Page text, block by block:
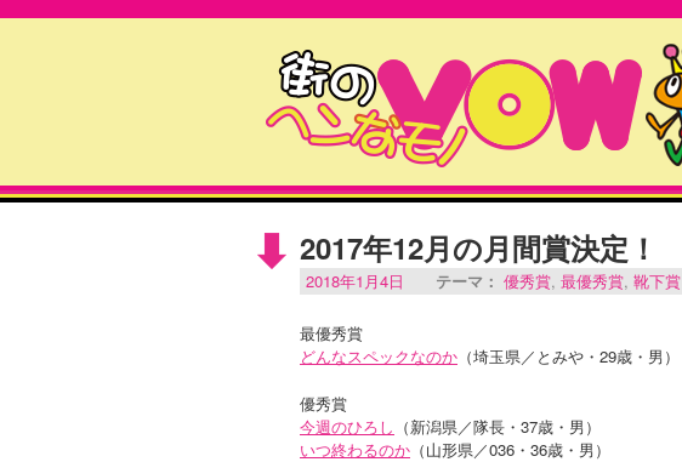
2017年12月の月間賞決定！
2018年1月4日 テーマ： 優秀賞, 最優秀賞, 靴下賞
最優秀賞
どんなスペックなのか （埼玉県／とみや・29歳・男）
優秀賞
今週のひろし （新潟県／隊長・37歳・男）
いつ終わるのか （山形県／036・36歳・男）